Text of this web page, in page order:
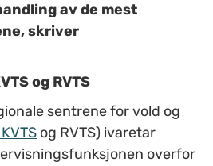
av de mest
skriver
og RVTS
sentrene for vold og
og RVTS) ivaretar
overfor